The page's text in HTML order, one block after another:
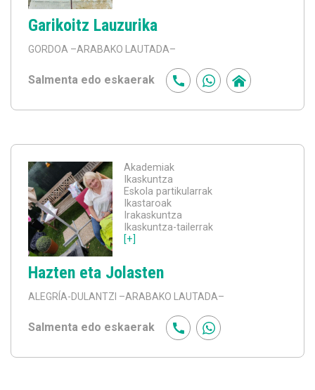
Garikoitz Lauzurika
GORDOA –ARABAKO LAUTADA–
Salmenta edo eskaerak
Akademiak
Ikaskuntza
Eskola partikularrak
Ikastaroak
Irakaskuntza
Ikaskuntza-tailerrak
[+]
Hazten eta Jolasten
ALEGRÍA-DULANTZI –ARABAKO LAUTADA–
Salmenta edo eskaerak